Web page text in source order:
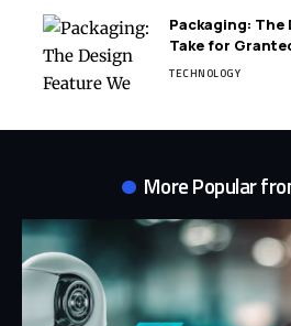
Packaging: The
Take for
TECHNOLOGY
More Popular